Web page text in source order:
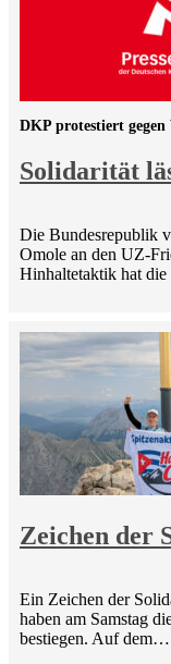
Solidarität
DKP protestiert gegen
Die Bundesrepublik
Omole an den UZ-
Hinhaltetaktik hat
Zeichen der
Ein Zeichen der
haben am Samstag
bestiegen. Auf dem…